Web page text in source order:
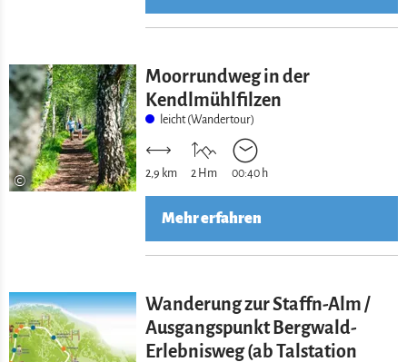
©
Moorrundweg in der
Kendlmühlfilzen
leicht (Wandertour)
2,9 km 2 Hm 00:40 h
Mehr erfahren
Wanderung zur Staffn-Alm /
Ausgangspunkt Bergwald-
Erlebnisweg (ab Talstation